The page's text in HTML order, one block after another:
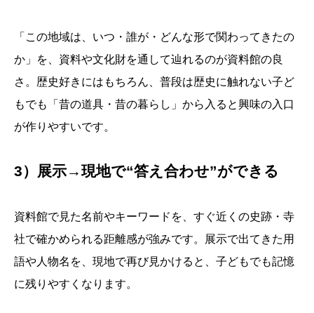
「この地域は、いつ・誰が・どんな形で関わってきたの
か」を、資料や文化財を通して辿れるのが資料館の良
さ。歴史好きにはもちろん、普段は歴史に触れない子ど
もでも「昔の道具・昔の暮らし」から入ると興味の入口
が作りやすいです。
3）展示→現地で“答え合わせ”ができる
資料館で見た名前やキーワードを、すぐ近くの史跡・寺
社で確かめられる距離感が強みです。展示で出てきた用
語や人物名を、現地で再び見かけると、子どもでも記憶
に残りやすくなります。